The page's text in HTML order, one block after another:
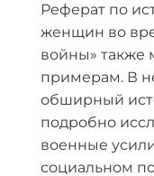
Реферат по
женщин во
войны» также
примерам. В
обширный
подробно
военные
социальном